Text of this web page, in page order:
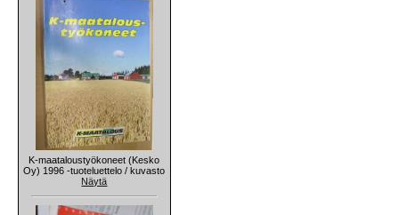
K-maataloustyökoneet (Kesko
Oy) 1996 -tuoteluettelo / kuvasto
Näytä